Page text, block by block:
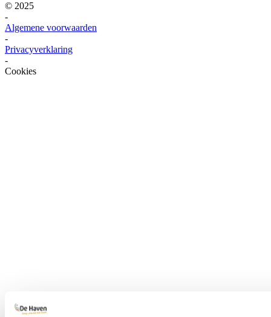
© 2025
-
Algemene voorwaarden
-
Privacyverklaring
-
Cookies